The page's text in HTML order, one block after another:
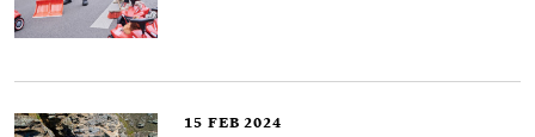
15 FEB 2024